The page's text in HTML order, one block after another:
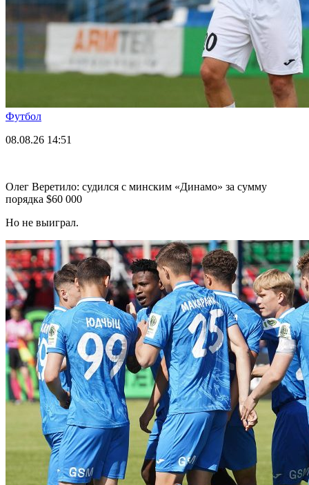
Футбол
08.08.26 14:51
Олег Веретило: судился с минским «Динамо» за сумму
порядка $60 000
Но не выиграл.